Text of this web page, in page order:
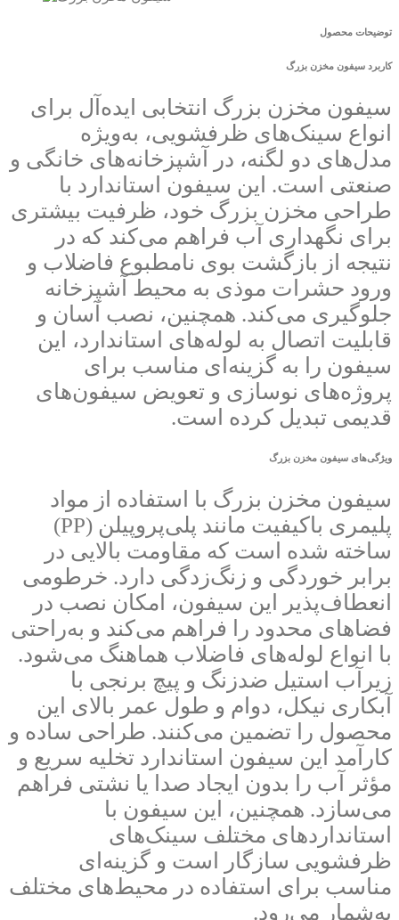
توضیحات محصول
کاربرد سیفون مخزن بزرگ
سیفون مخزن بزرگ انتخابی ایده‌آل برای
انواع سینک‌های ظرفشویی، به‌ویژه
مدل‌های دو لگنه، در آشپزخانه‌های خانگی و
صنعتی است. این سیفون استاندارد با
طراحی مخزن بزرگ خود، ظرفیت بیشتری
برای نگهداری آب فراهم می‌کند که در
نتیجه از بازگشت بوی نامطبوع فاضلاب و
ورود حشرات موذی به محیط آشپزخانه
جلوگیری می‌کند. همچنین، نصب آسان و
قابلیت اتصال به لوله‌های استاندارد، این
سیفون را به گزینه‌ای مناسب برای
پروژه‌های نوسازی و تعویض سیفون‌های
قدیمی تبدیل کرده است.
ویژگی‌های سیفون مخزن بزرگ
سیفون مخزن بزرگ با استفاده از مواد
پلیمری باکیفیت مانند پلی‌پروپیلن (PP)
ساخته شده است که مقاومت بالایی در
برابر خوردگی و زنگ‌زدگی دارد. خرطومی
انعطاف‌پذیر این سیفون، امکان نصب در
فضاهای محدود را فراهم می‌کند و به‌راحتی
با انواع لوله‌های فاضلاب هماهنگ می‌شود.
زیرآب استیل ضدزنگ و پیچ برنجی با
آبکاری نیکل، دوام و طول عمر بالای این
محصول را تضمین می‌کنند. طراحی ساده و
کارآمد این سیفون استاندارد تخلیه سریع و
مؤثر آب را بدون ایجاد صدا یا نشتی فراهم
می‌سازد. همچنین، این سیفون با
استانداردهای مختلف سینک‌های
ظرفشویی سازگار است و گزینه‌ای
مناسب برای استفاده در محیط‌های مختلف
به‌شمار می‌رود.